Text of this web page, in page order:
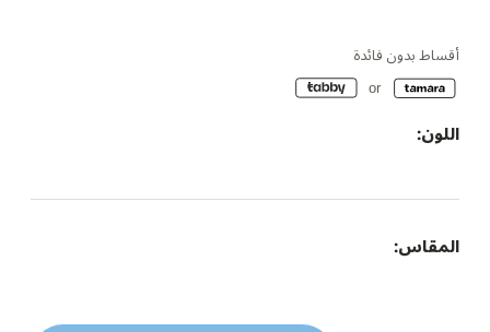
أقساط بدون فائدة
اللون:
المقاس: